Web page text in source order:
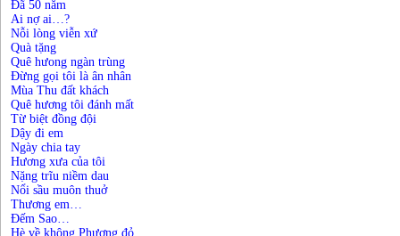
Đã 50 năm
Ai nợ ai…?
Nỗi lòng viễn xứ
Quà tặng
Quê hưong ngàn trùng
Đừng gọi tôi là ân nhân
Mùa Thu đất khách
Quê hương tôi đánh mất
Từ biệt đồng đội
Dậy đi em
Ngày chia tay
Hương xưa của tôi
Nặng trĩu niềm dau
Nổi sầu muôn thuở
Thương em…
Đếm Sao…
Hè về không Phượng đỏ